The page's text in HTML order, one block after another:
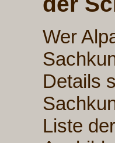
Wer
Details
Liste